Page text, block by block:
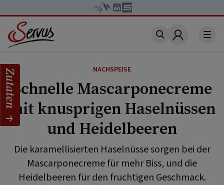
Account
NACHSPEISE
Schnelle Mascarponecreme
mit knusprigen Haselnüssen
und Heidelbeeren
Die karamellisierten Haselnüsse sorgen bei der
Mascarponecreme für mehr Biss, und die
Heidelbeeren für den fruchtigen Geschmack.
Zutaten